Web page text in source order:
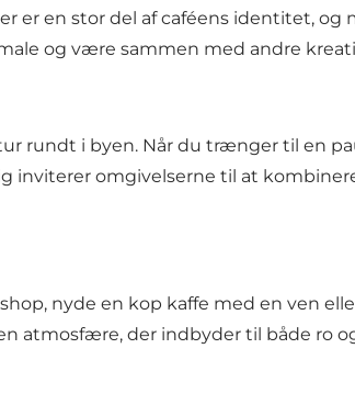
er en stor del af caféens identitet,
og være sammen med andre
rundt i byen. Når du trænger til en
inviterer omgivelserne til at
nyde en kop kaffe med en ven
atmosfære, der indbyder til både ro